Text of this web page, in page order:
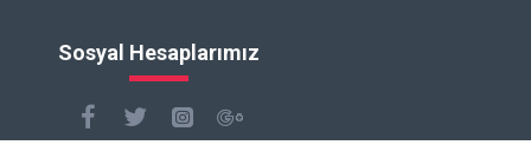
Sosyal Hesaplarımız